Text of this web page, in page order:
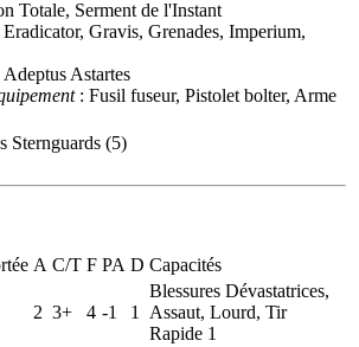
Totale, Serment de l'Instant
Eradicator, Gravis, Grenades, Imperium,
Adeptus Astartes
: Fusil fuseur, Pistolet bolter, Arme
Sternguards (5)
A C/T F PA D Capacités
2 3+ 4 -1 1
Blessures Dévastatrices,
Assaut, Lourd, Tir
Rapide 1